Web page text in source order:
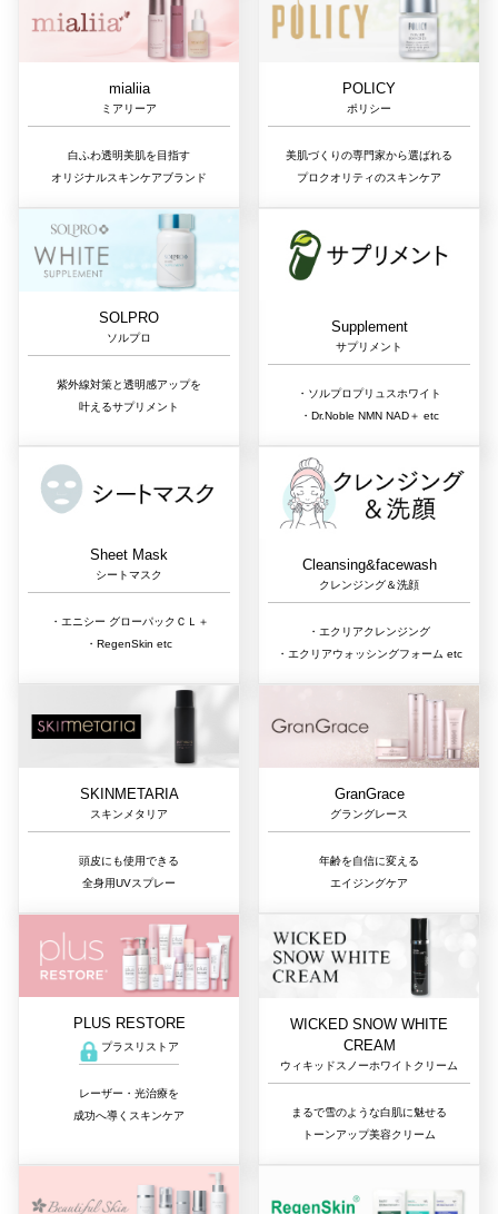
mialiia
ミアリーア
白ふわ透明美肌を目指す
オリジナルスキンケアブランド
POLICY
ポリシー
美肌づくりの専門家から選ばれる
プロクオリティのスキンケア
SOLPRO
ソルプロ
紫外線対策と透明感アップを
叶えるサプリメント
Supplement
サプリメント
・ソルプロプリュスホワイト
・Dr.Noble NMN NAD＋ etc
Sheet Mask
シートマスク
・エニシー グローパックＣＬ＋
・RegenSkin etc
Cleansing&facewash
クレンジング＆洗顔
・エクリアクレンジング
・エクリアウォッシングフォーム etc
SKINMETARIA
スキンメタリア
頭皮にも使用できる
全身用UVスプレー
GranGrace
グラングレース
年齢を自信に変える
エイジングケア
PLUS RESTORE
プラスリストア
レーザー・光治療を
成功へ導くスキンケア
WICKED SNOW WHITE
CREAM
ウィキッドスノーホワイトクリーム
まるで雪のような白肌に魅せる
トーンアップ美容クリーム